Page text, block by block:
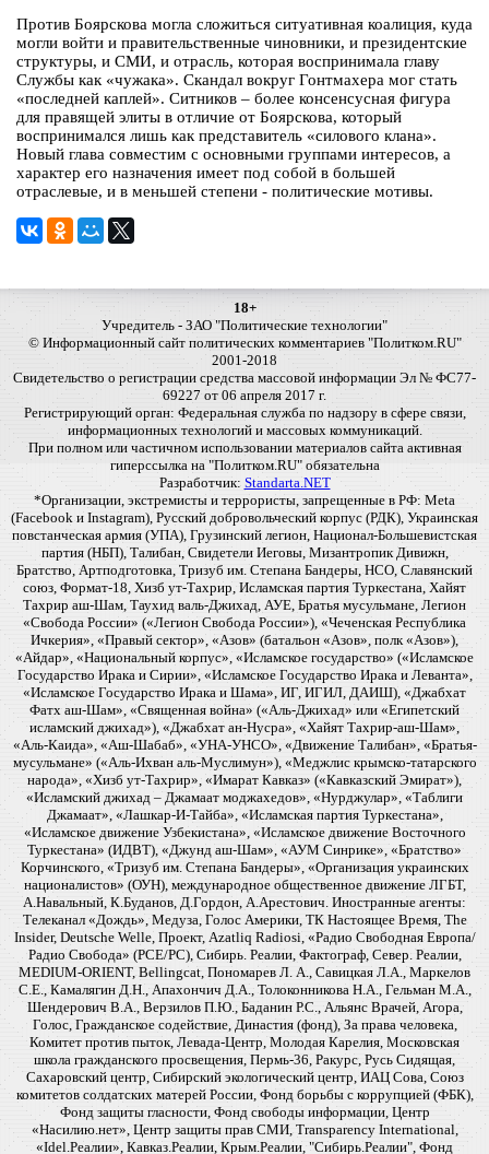
Против Боярскова могла сложиться ситуативная коалиция, куда
могли войти и правительственные чиновники, и президентские
структуры, и СМИ, и отрасль, которая воспринимала главу
Службы как «чужака». Скандал вокруг Гонтмахера мог стать
«последней каплей». Ситников – более консенсусная фигура
для правящей элиты в отличие от Боярскова, который
воспринимался лишь как представитель «силового клана».
Новый глава совместим с основными группами интересов, а
характер его назначения имеет под собой в большей
отраслевые, и в меньшей степени - политические мотивы.
18+
Учредитель - ЗАО "Политические технологии"
© Информационный сайт политических комментариев "Политком.RU"
2001-2018
Свидетельство о регистрации средства массовой информации Эл № ФС77-
69227 от 06 апреля 2017 г.
Регистрирующий орган: Федеральная служба по надзору в сфере связи,
информационных технологий и массовых коммуникаций.
При полном или частичном использовании материалов сайта активная
гиперссылка на "Политком.RU" обязательна
Разработчик: Standarta.NET
*Организации, экстремисты и террористы, запрещенные в РФ: Meta
(Facebook и Instagram), Русский добровольческий корпус (РДК), Украинская
повстанческая армия (УПА), Грузинский легион, Национал-Большевистская
партия (НБП), Талибан, Свидетели Иеговы, Мизантропик Дивижн,
Братство, Артподготовка, Тризуб им. Степана Бандеры, НСО, Славянский
союз, Формат-18, Хизб ут-Тахрир, Исламская партия Туркестана, Хайят
Тахрир аш-Шам, Таухид валь-Джихад, АУЕ, Братья мусульмане, Легион
«Свобода России» («Легион Свобода России»), «Чеченская Республика
Ичкерия», «Правый сектор», «Азов» (батальон «Азов», полк «Азов»),
«Айдар», «Национальный корпус», «Исламское государство» («Исламское
Государство Ирака и Сирии», «Исламское Государство Ирака и Леванта»,
«Исламское Государство Ирака и Шама», ИГ, ИГИЛ, ДАИШ), «Джабхат
Фатх аш-Шам», «Священная война» («Аль-Джихад» или «Египетский
исламский джихад»), «Джабхат ан-Нусра», «Хайят Тахрир-аш-Шам»,
«Аль-Каида», «Аш-Шабаб», «УНА-УНСО», «Движение Талибан», «Братья-
мусульмане» («Аль-Ихван аль-Муслимун»), «Меджлис крымско-татарского
народа», «Хизб ут-Тахрир», «Имарат Кавказ» («Кавказский Эмират»),
«Исламский джихад – Джамаат моджахедов», «Нурджулар», «Таблиги
Джамаат», «Лашкар-И-Тайба», «Исламская партия Туркестана»,
«Исламское движение Узбекистана», «Исламское движение Восточного
Туркестана» (ИДВТ), «Джунд аш-Шам», «АУМ Синрике», «Братство»
Корчинского, «Тризуб им. Степана Бандеры», «Организация украинских
националистов» (ОУН), международное общественное движение ЛГБТ,
А.Навальный, К.Буданов, Д.Гордон, А.Арестович. Иностранные агенты:
Телеканал «Дождь», Медуза, Голос Америки, ТК Настоящее Время, The
Insider, Deutsche Welle, Проект, Azatliq Radiosi, «Радио Свободная Европа/
Радио Свобода» (PCE/PC), Сибирь. Реалии, Фактограф, Север. Реалии,
MEDIUM-ORIENT, Bellingcat, Пономарев Л. А., Савицкая Л.А., Маркелов
С.Е., Камалягин Д.Н., Апахончич Д.А., Толоконникова Н.А., Гельман М.А.,
Шендерович В.А., Верзилов П.Ю., Баданин Р.С., Альянс Врачей, Агора,
Голос, Гражданское содействие, Династия (фонд), За права человека,
Комитет против пыток, Левада-Центр, Молодая Карелия, Московская
школа гражданского просвещения, Пермь-36, Ракурс, Русь Сидящая,
Сахаровский центр, Сибирский экологический центр, ИАЦ Сова, Союз
комитетов солдатских матерей России, Фонд борьбы с коррупцией (ФБК),
Фонд защиты гласности, Фонд свободы информации, Центр
«Насилию.нет», Центр защиты прав СМИ, Transparency International,
«Idel.Реалии», Кавказ.Реалии, Крым.Реалии, "Сибирь.Реалии", Фонд